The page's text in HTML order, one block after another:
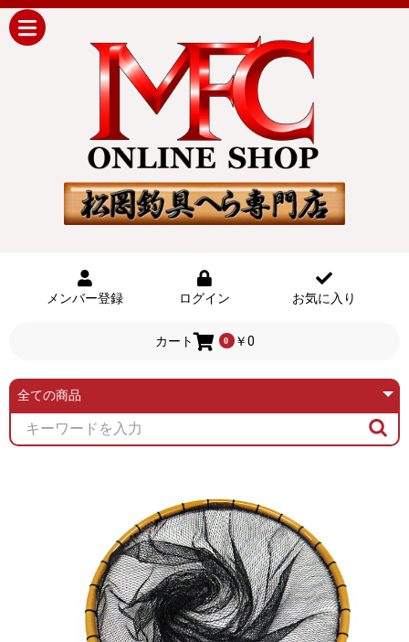
メンバー登録 ログイン お気に入り
カート 0 ￥0